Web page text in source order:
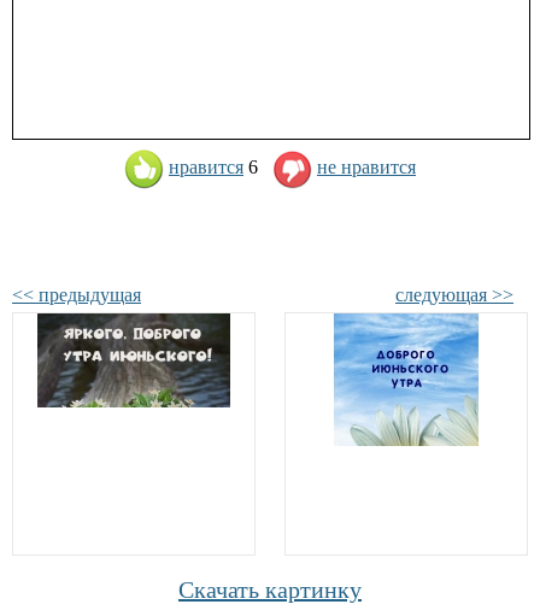
нравится 6 не нравится
<< предыдущая следующая >>
Скачать картинку